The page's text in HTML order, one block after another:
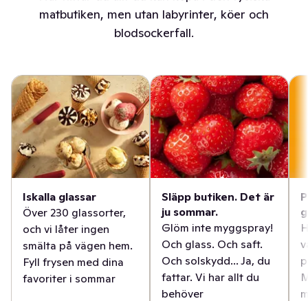
matbutiken, men utan labyrinter, köer och
blodsockerfall.
Iskalla glassar
Över 230 glassorter,
och vi låter ingen
smälta på vägen hem.
Fyll frysen med dina
favoriter i sommar
Släpp butiken. Det är
ju sommar.
Glöm inte myggspray!
Och glass. Och saft.
Och solskydd... Ja, du
fattar. Vi har allt du
behöver